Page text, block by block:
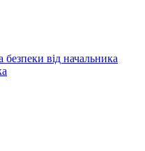
від начальника